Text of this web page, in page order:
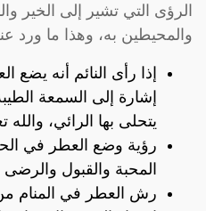
الرؤى التي تشير إلى الخير
والمحيطين به، وهذا ما ورد
إذا رأى النائم أنه
إشارة إلى السمعة
يتحلى بها الرائي،
رؤية وضع العطر في
المحبة والقبول والرضى
رش العطر في المنام